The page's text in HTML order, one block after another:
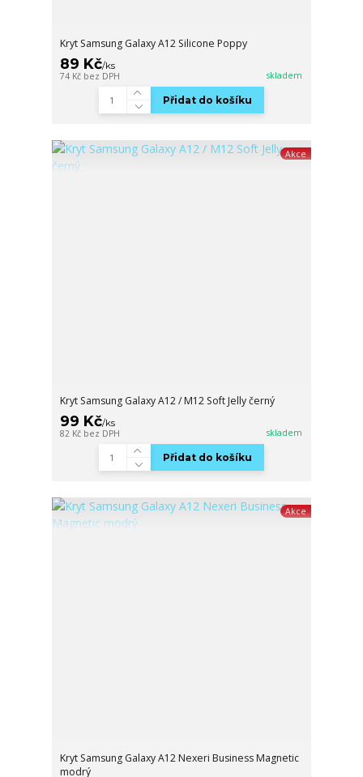
Kryt Samsung Galaxy A12 Silicone Poppy
89 Kč/ks
74 Kč bez DPH skladem
Přidat do košíku
Akce
Kryt Samsung Galaxy A12 / M12 Soft Jelly černý
99 Kč/ks
82 Kč bez DPH skladem
Přidat do košíku
Akce
Kryt Samsung Galaxy A12 Nexeri Business Magnetic
modrý